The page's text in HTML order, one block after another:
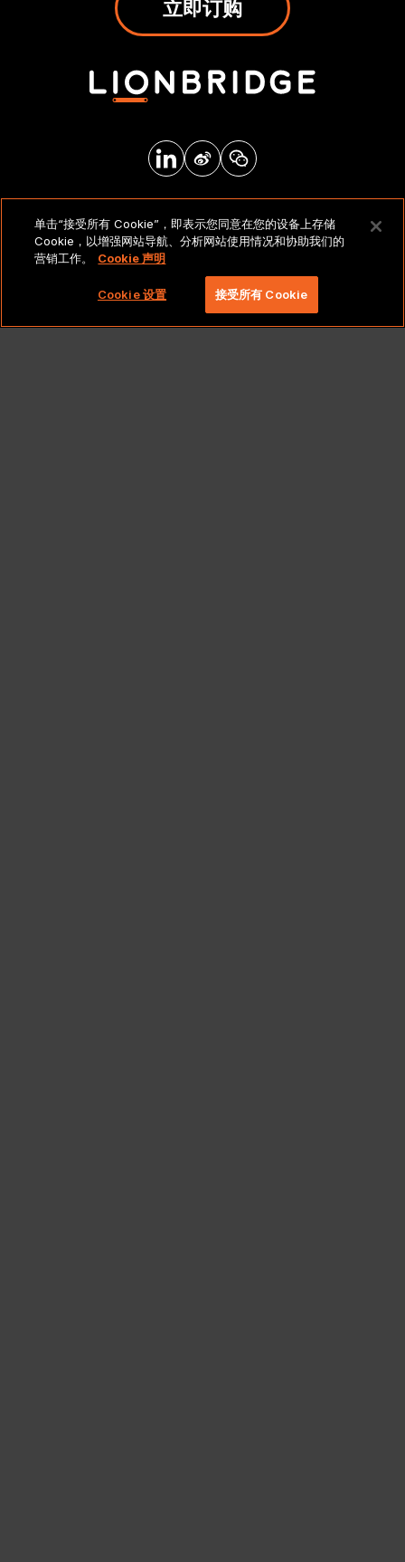
立即订购
法律声明和政策
版权所有 2026 北京莱博智环球科技有限公司。保留所有
权利。
单击“接受所有 Cookie”，即表示您同意在您的设备上存储
Cookie，以增强网站导航、分析网站使用情况和协助我们的
营销工作。
Cookie 声明
Cookie 设置 接受所有 Cookie